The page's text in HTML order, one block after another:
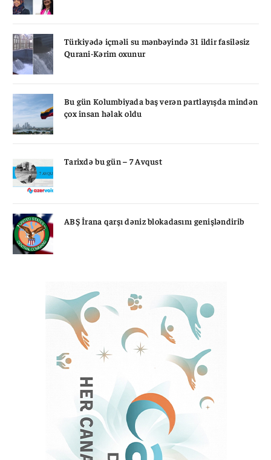
Türkiyədə içməli su mənbəyində 31 ildir fasiləsiz
Qurani-Kərim oxunur
Bu gün Kolumbiyada baş verən partlayışda mindən
çox insan həlak oldu
Tarixdə bu gün – 7 Avqust
ABŞ İrana qarşı dəniz blokadasını genişləndirib